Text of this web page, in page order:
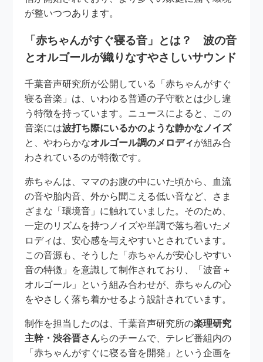
が整いつつあります。
「赤ちゃんがすぐ寝る音」とは？ 波の音
とオルゴールが織りなすやさしいサウンド
千葉音声研究所が公開している「赤ちゃんがすぐ
寝る音楽」は、いわゆる普通の子守歌とは少し違
う特徴を持っています。ニュースによると、この
音楽には波打ち際にいるかのような静かなノイズ
と、やわらかなオルゴール調のメロディが組み合
わされているのが特徴です。
赤ちゃんは、ママのお腹の中にいた頃から、血流
の音や胎内音、外から聞こえる低い音など、さま
ざまな「環境音」に触れていました。そのため、
一定のリズムを持つノイズや単調で落ち着いたメ
ロディは、安心感を与えやすいとされています。
この音源も、そうした「赤ちゃんが安心しやすい
音の特徴」を意識して制作されており、「波音＋
オルゴール」という組み合わせが、赤ちゃんの心
をやさしく落ち着かせるよう設計されています。
制作を担当したのは、千葉音声研究所の楽理研究
主幹・渋谷晋さんらのチームで、テレビ番組内の
「赤ちゃんがすぐに寝る音を開発」という企画を